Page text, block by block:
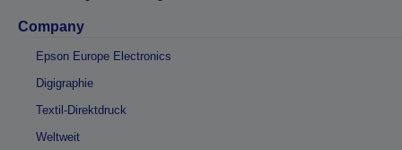
Company
Epson Europe Electronics
Digigraphie
Textil-Direktdruck
Weltweit